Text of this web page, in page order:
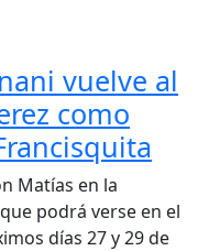
vuelve al
como
Matías en la
podrá verse en el
días 27 y 29 de